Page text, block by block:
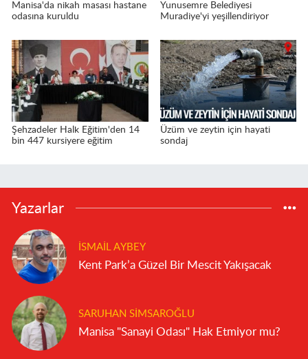
Manisa'da nikah masası hastane
odasına kuruldu
Yunusemre Belediyesi
Muradiye'yi yeşillendiriyor
Şehzadeler Halk Eğitim'den 14
bin 447 kursiyere eğitim
Üzüm ve zeytin için hayati
sondaj
Yazarlar
İSMAIL AYBEY
Kent Park’a Güzel Bir Mescit Yakışacak
SARUHAN SIMSAROĞLU
Manisa "Sanayi Odası" Hak Etmiyor mu?